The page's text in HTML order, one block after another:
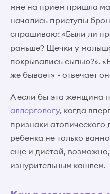
мне на прием пришла
начались приступы
спрашиваю: «Были ли
раньше? Щечки у
покрывались сыпью?».
же бывает» - отвечает
А если бы эта женщина
аллергологу, когда
признаки атопического
ребенка не только
еще и диетой,
изнурительным кашлем.